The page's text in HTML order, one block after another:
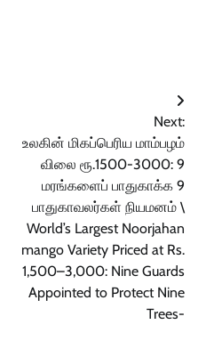
Next:
உலகின் மிகப்பெரிய மாம்பழம்
விலை ரூ.1500-3000: 9
மரங்களைப் பாதுகாக்க 9
பாதுகாவலர்கள் நியமனம் \
World’s Largest Noorjahan
mango Variety Priced at Rs.
1,500–3,000: Nine Guards
Appointed to Protect Nine
Trees-